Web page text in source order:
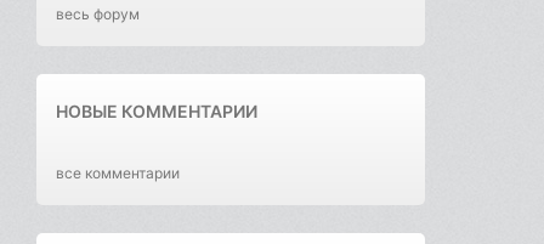
весь форум
НОВЫЕ КОММЕНТАРИИ
все комментарии